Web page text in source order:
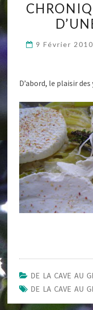
9 Février 2010
D’abord, le plaisir
DE LA CAVE AU
DE LA CAVE AU